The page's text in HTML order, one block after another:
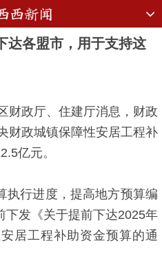
达各盟市，用于支持这
财政厅、住建厅消息，财政
财政城镇保障性安居工程补
亿元。
执行进度，提高地方预算编
下发《关于提前下达2025年
居工程补助资金预算的通